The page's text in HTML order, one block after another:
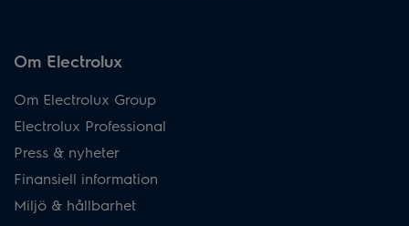
Om Electrolux
Om Electrolux Group
Electrolux Professional
Press & nyheter
Finansiell information
Miljö & hållbarhet